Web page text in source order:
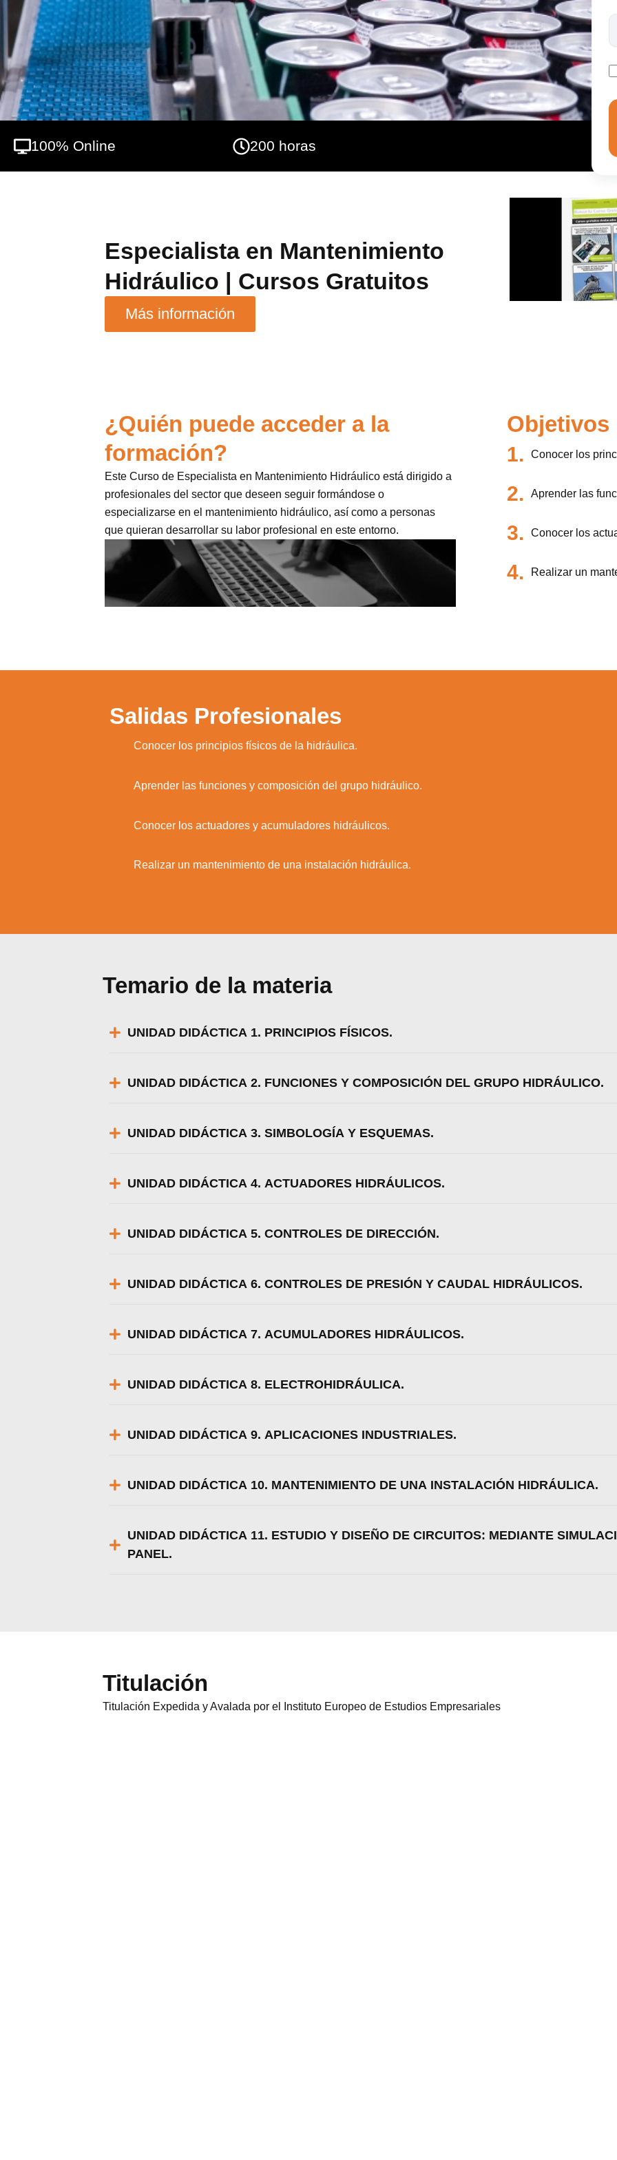
100% Online 200 horas
Especialista en Mantenimiento
Hidráulico | Cursos Gratuitos
Más información
¿Quién puede acceder a la
formación?
Este Curso de Especialista en Mantenimiento Hidráulico está dirigido a
profesionales del sector que deseen seguir formándose o
especializarse en el mantenimiento hidráulico, así como a personas
que quieran desarrollar su labor profesional en este entorno.
Objetivos
1. Conocer los
2. Aprender las
3. Conocer los
4. Realizar un
Salidas Profesionales
Conocer los principios físicos de la hidráulica.
Aprender las funciones y composición del grupo hidráulico.
Conocer los actuadores y acumuladores hidráulicos.
Realizar un mantenimiento de una instalación hidráulica.
Temario de la materia
UNIDAD DIDÁCTICA 1. PRINCIPIOS FÍSICOS.
UNIDAD DIDÁCTICA 2. FUNCIONES Y COMPOSICIÓN DEL GRUPO HIDRÁULICO.
UNIDAD DIDÁCTICA 3. SIMBOLOGÍA Y ESQUEMAS.
UNIDAD DIDÁCTICA 4. ACTUADORES HIDRÁULICOS.
UNIDAD DIDÁCTICA 5. CONTROLES DE DIRECCIÓN.
UNIDAD DIDÁCTICA 6. CONTROLES DE PRESIÓN Y CAUDAL HIDRÁULICOS.
UNIDAD DIDÁCTICA 7. ACUMULADORES HIDRÁULICOS.
UNIDAD DIDÁCTICA 8. ELECTROHIDRÁULICA.
UNIDAD DIDÁCTICA 9. APLICACIONES INDUSTRIALES.
UNIDAD DIDÁCTICA 10. MANTENIMIENTO DE UNA INSTALACIÓN HIDRÁULICA.
UNIDAD DIDÁCTICA 11. ESTUDIO Y DISEÑO DE CIRCUITOS: MEDIANTE
PANEL.
Titulación
Titulación Expedida y Avalada por el Instituto Europeo de Estudios Empresariales
Puedes aprender más sobre qué cookies utilizamos o